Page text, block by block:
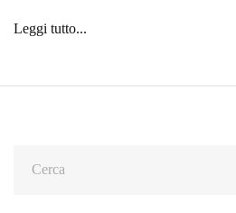
Leggi tutto...